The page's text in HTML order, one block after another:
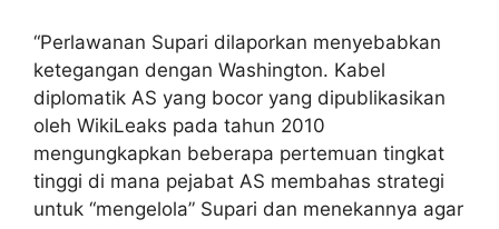
“Perlawanan Supari dilaporkan menyebabkan
ketegangan dengan Washington. Kabel
diplomatik AS yang bocor yang dipublikasikan
oleh WikiLeaks pada tahun 2010
mengungkapkan beberapa pertemuan tingkat
tinggi di mana pejabat AS membahas strategi
untuk “mengelola” Supari dan menekannya agar